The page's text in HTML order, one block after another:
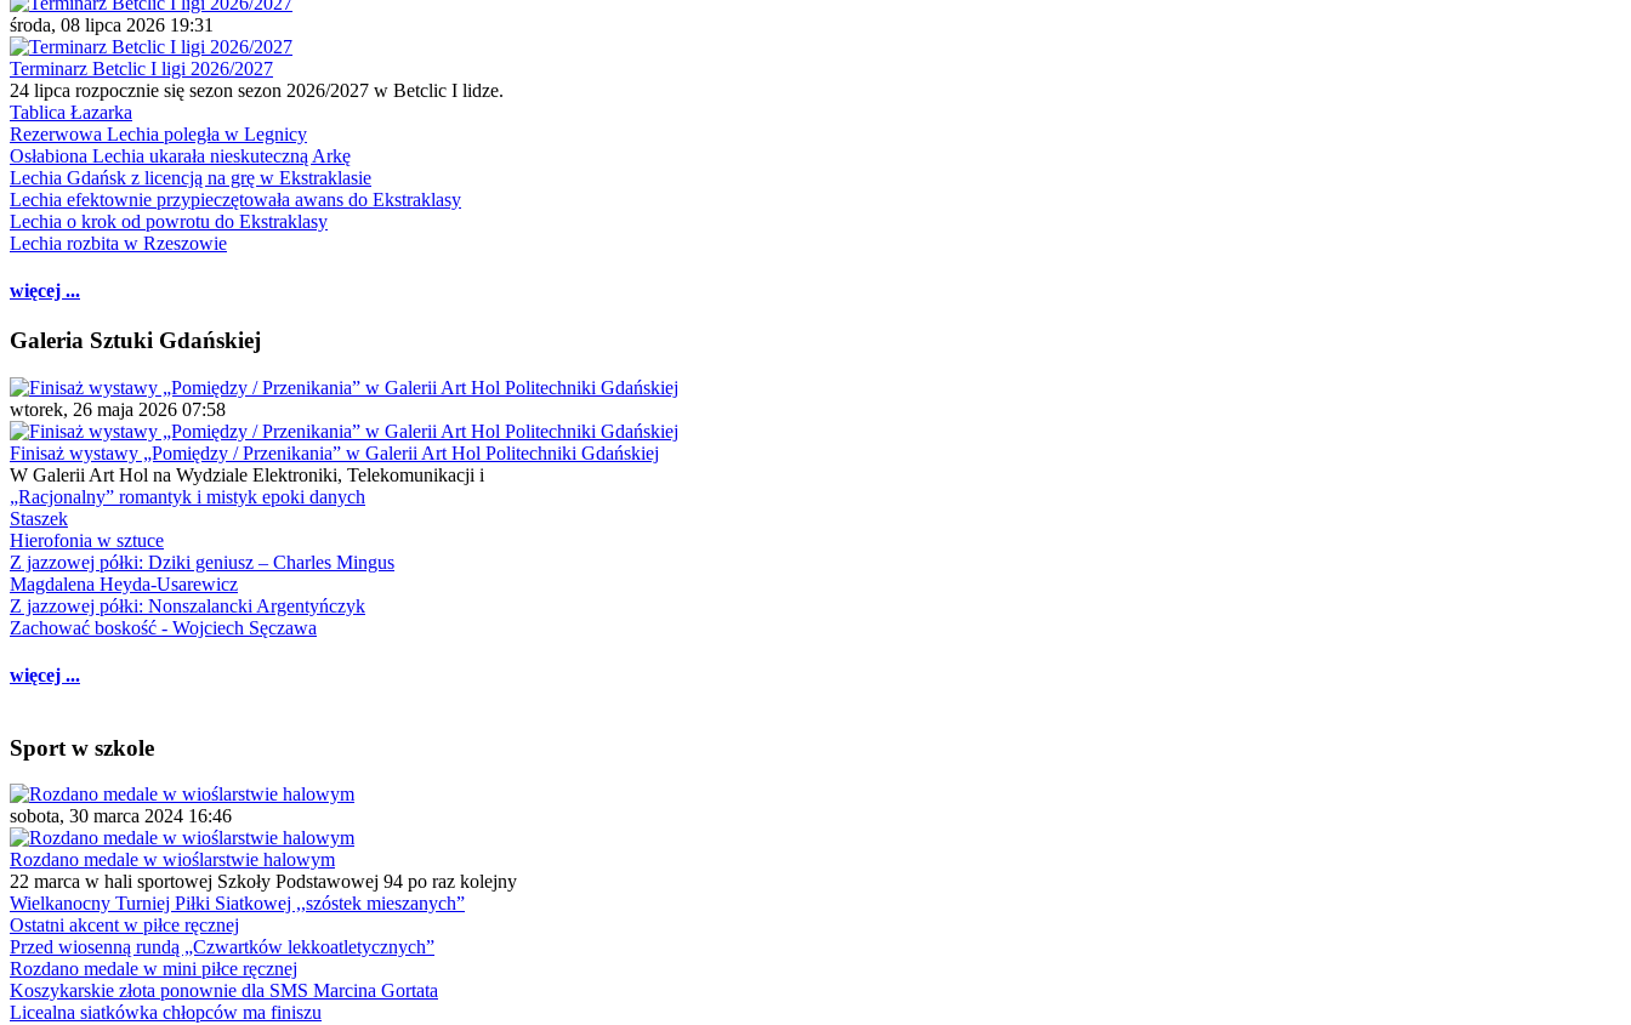
środa, 08 lipca 2026 19:31
Terminarz Betclic I ligi 2026/2027
24 lipca rozpocznie się sezon sezon 2026/2027 w Betclic I lidze.
Tablica Łazarka
Rezerwowa Lechia poległa w Legnicy
Osłabiona Lechia ukarała nieskuteczną Arkę
Lechia Gdańsk z licencją na grę w Ekstraklasie
Lechia efektownie przypieczętowała awans do Ekstraklasy
Lechia o krok od powrotu do Ekstraklasy
Lechia rozbita w Rzeszowie
więcej ...
Galeria Sztuki Gdańskiej
wtorek, 26 maja 2026 07:58
Finisaż wystawy „Pomiędzy / Przenikania” w Galerii Art Hol Politechniki Gdańskiej
W Galerii Art Hol na Wydziale Elektroniki, Telekomunikacji i
„Racjonalny” romantyk i mistyk epoki danych
Staszek
Hierofonia w sztuce
Z jazzowej półki: Dziki geniusz – Charles Mingus
Magdalena Heyda-Usarewicz
Z jazzowej półki: Nonszalancki Argentyńczyk
Zachować boskość - Wojciech Sęczawa
więcej ...
Sport w szkole
sobota, 30 marca 2024 16:46
Rozdano medale w wioślarstwie halowym
22 marca w hali sportowej Szkoły Podstawowej 94 po raz kolejny
Wielkanocny Turniej Piłki Siatkowej ,,szóstek mieszanych”
Ostatni akcent w piłce ręcznej
Przed wiosenną rundą „Czwartków lekkoatletycznych”
Rozdano medale w mini piłce ręcznej
Koszykarskie złota ponownie dla SMS Marcina Gortata
Licealna siatkówka chłopców ma finiszu